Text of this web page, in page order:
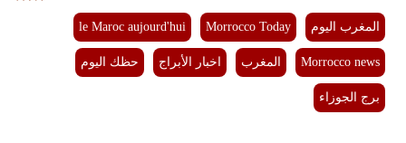
المغرب اليوم Morrocco Today
le Maroc aujourd'hui
Morrocco news المغرب اخبار الأبراج حظك اليوم
برج الجوزاء